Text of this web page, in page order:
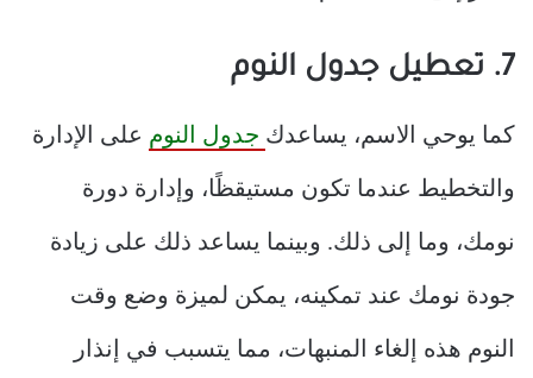
7. تعطيل جدول النوم
كما يوحي الاسم، يساعدك جدول النوم على الإدارة
والتخطيط عندما تكون مستيقظًا، وإدارة دورة
نومك، وما إلى ذلك. وبينما يساعد ذلك على زيادة
جودة نومك عند تمكينه، يمكن لميزة وضع وقت
النوم هذه إلغاء المنبهات، مما يتسبب في إنذار